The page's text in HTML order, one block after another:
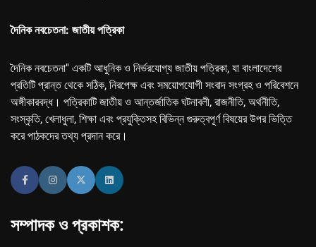
দৈনিক নবচেতনা: জাতীয় পত্রিকা
দৈনিক নবচেতনা" একটি আধুনিক ও নির্ভরযোগ্য জাতীয় পত্রিকা, যা বাংলাদেশের
প্রতিটি প্রান্ত থেকে সঠিক, নিরপেক্ষ এবং সময়োপযোগী সংবাদ সংগ্রহ ও পরিবেশনে
অঙ্গীকারবদ্ধ। পত্রিকাটি জাতীয় ও আন্তর্জাতিক ঘটনাবলী, রাজনীতি, অর্থনীতি,
সংস্কৃতি, খেলাধুলা, শিক্ষা এবং প্রযুক্তিসহ বিভিন্ন গুরুত্বপূর্ণ বিষয়ের উপর ভিত্তি
করে পাঠকদের তথ্য প্রদান করে।
সম্পাদক ও প্রকাশক: